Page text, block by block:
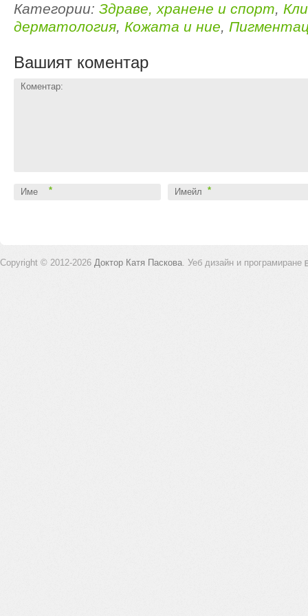
Категории: Здраве, хранене и спорт,
дерматология, Кожата и ние,
Вашият коментар
Коментар:
Име * Имейл *
Copyright © 2012-2026 Доктор Катя Паскова. Уеб дизайн и програмиране